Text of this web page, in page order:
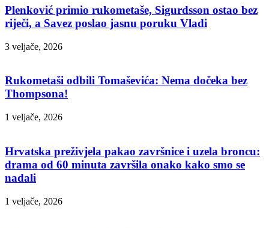
Plenković primio rukometaše, Sigurdsson ostao bez
riječi, a Savez poslao jasnu poruku Vladi
3 veljače, 2026
Rukometaši odbili Tomaševića: Nema dočeka bez
Thompsona!
1 veljače, 2026
Hrvatska preživjela pakao završnice i uzela broncu:
drama od 60 minuta završila onako kako smo se
nadali
1 veljače, 2026